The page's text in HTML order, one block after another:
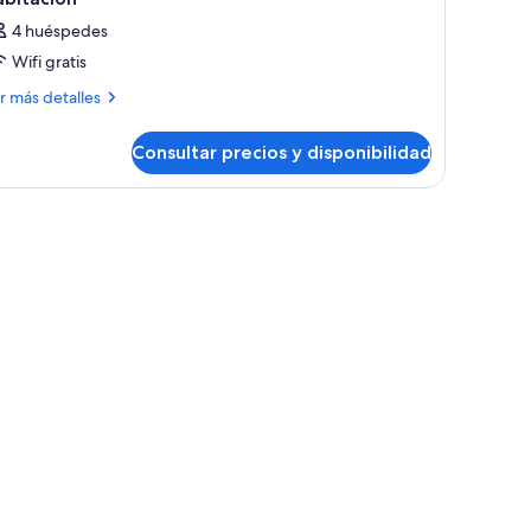
4 huéspedes
Wifi gratis
más detalles
Consultar precios y disponibilidad